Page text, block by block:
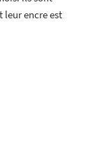
leur encre est